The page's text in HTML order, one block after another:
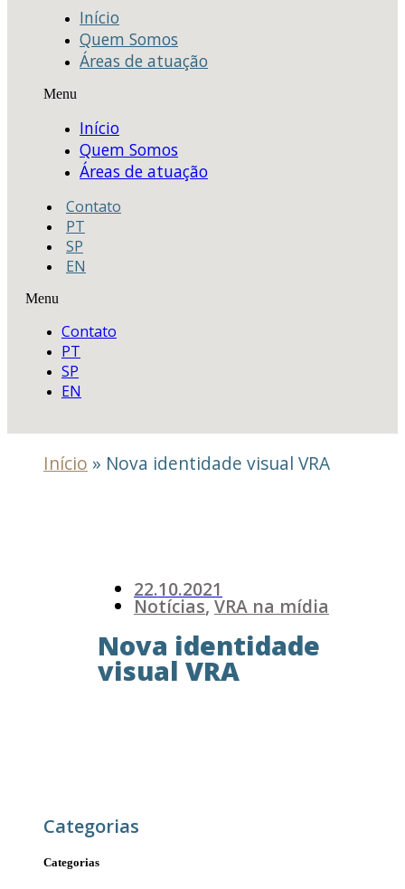
Início
Quem Somos
Áreas de atuação
Menu
Início
Quem Somos
Áreas de atuação
Contato
PT
SP
EN
Menu
Contato
PT
SP
EN
Início » Nova identidade visual VRA
22.10.2021
Notícias, VRA na mídia
Nova identidade
visual VRA
Categorias
Categorias